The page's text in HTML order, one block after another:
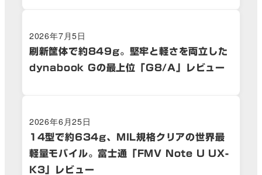
刷新筐体で約849g。堅牢と軽さを両立した
dynabook Gの最上位「G8/A」レビュー
2026年7月5日
14型で約634g、MIL規格クリアの世界最
軽量モバイル。富士通「FMV Note U UX-
K3」レビュー
2026年6月25日